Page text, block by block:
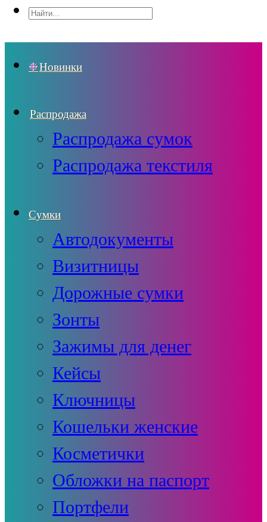
Новинки
Распродажа
Распродажа сумок
Распродажа текстиля
Сумки
Автодокументы
Визитницы
Дорожные сумки
Зонты
Зажимы для денег
Кейсы
Ключницы
Кошельки женские
Косметички
Обложки на паспорт
Портфели